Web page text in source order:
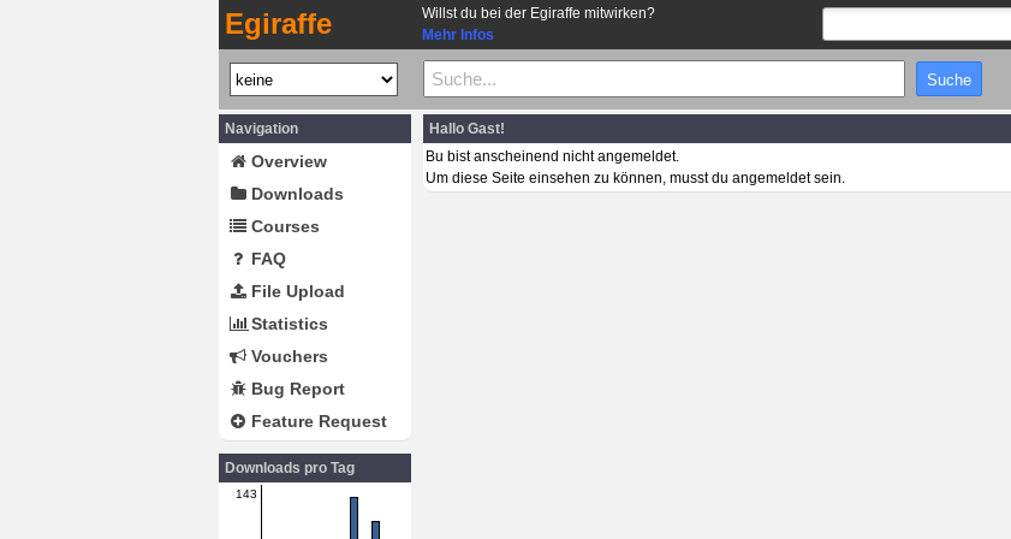
Egiraffe
Willst du bei der Egiraffe mitwirken?
Mehr Infos
Navigation
Overview
Downloads
Courses
FAQ
File Upload
Statistics
Vouchers
Bug Report
Feature Request
Downloads pro Tag
143
Hallo Gast!
Bu bist anscheinend nicht angemeldet.
Um diese Seite einsehen zu können, musst du angemeldet sein.